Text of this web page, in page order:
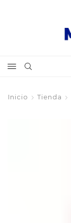
Inicio Tienda